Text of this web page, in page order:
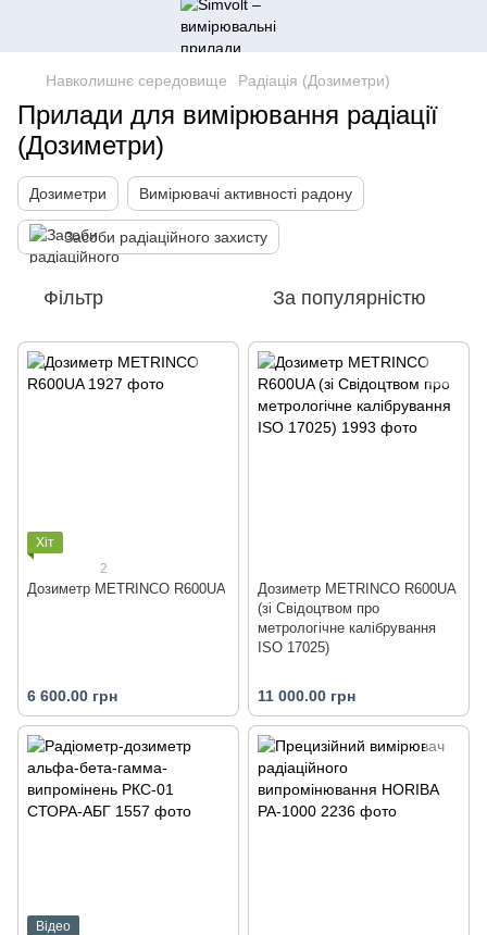
Навколишнє середовище Радіація (Дозиметри)
Прилади для вимірювання радіації
(Дозиметри)
Дозиметри Вимірювачі активності радону
Засоби радіаційного захисту
Фільтр За популярністю
Хіт
2
Дозиметр METRINCO R600UA
6 600.00 грн
Дозиметр METRINCO R600UA
(зі Свідоцтвом про
метрологічне калібрування
ISO 17025)
11 000.00 грн
Відео